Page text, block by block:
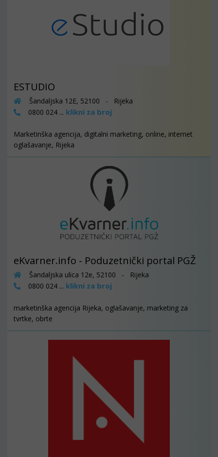
ESTUDIO
Šandaljska 12E, 52100 - Rijeka
0800 024 ... klikni za broj
Marketinška agencija, digitalni marketing, online, internet
oglašavanje, Rijeka
eKvarner.info - Poduzetnički portal PGŽ
Šandaljska ulica 12e, 52100 - Rijeka
0800 024 ... klikni za broj
marketinška agencija Rijeka, oglašavanje, marketing za
tvrtke, obrte